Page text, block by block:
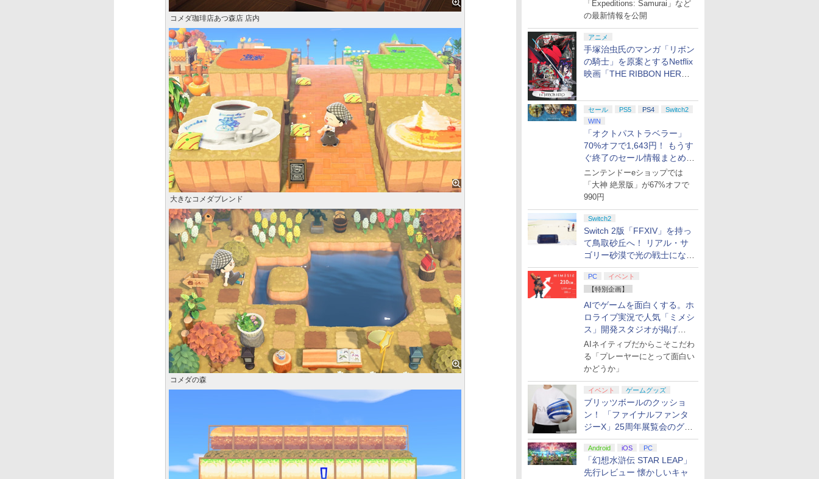
「Expeditions: Samurai」など
の最新情報を公開
アニメ
手塚治虫氏のマンガ「リボン
の騎士」を原案とするNetflix
映画「THE RIBBON HERO
セール PS5 PS4
Switch2
WIN
「オクトパストラベラー」
70%オフで1,643円！ もうす
ぐ終了のセール情報まとめ
【8月8日更新】
ニンテンドーeショップでは
「大神 絶景版」が67%オフで
990円
Switch2
Switch 2版「FFXIV」を持っ
て鳥取砂丘へ！ リアル・サ
ゴリー砂漠で光の戦士になっ
てみた
PC
イベント
【特別企画】
AIでゲームを面白くする。ホ
ロライブ実況で人気「ミメシ
ス」開発スタジオが掲げ
る“AI活用の信念”とは？【講
演レポート】
AIネイティブだからこそこだわ
る「プレーヤーにとって面白い
かどうか」
イベント ゲームグッズ
ブリッツボールのクッショ
ン！ 「ファイナルファンタ
ジーX」25周年展覧会のグッ
ズ情報が公開
Android iOS PC
「幻想水滸伝 STAR LEAP」
先行レビュー 懐かしいキャ
コメダ珈琲店あつ森店 店内
大きなコメダブレンド
コメダの森